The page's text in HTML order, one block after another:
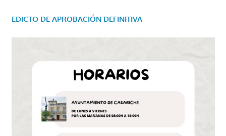
EDICTO DE APROBACIÓN DEFINITIVA